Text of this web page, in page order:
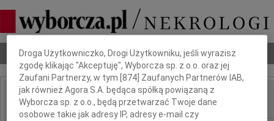
Nekrologi Odeszli Poradnik pogrzebowy
IMIĘ I NAZWISKO:
Dbamy o Twoją prywatność
Droga Użytkowniczko, Drogi Użytkowniku, jeśli wyrazisz
zgodę klikając "Akceptuję", Wyborcza sp. z o.o. oraz jej
Zaufani Partnerzy, w tym [874 ] Zaufanych Partnerów IAB,
jak również Agora S.A. będąca spółką powiązaną z
Wyborcza sp. z o.o., będą przetwarzać Twoje dane
osobowe takie jak adresy IP, adresy e-mail czy